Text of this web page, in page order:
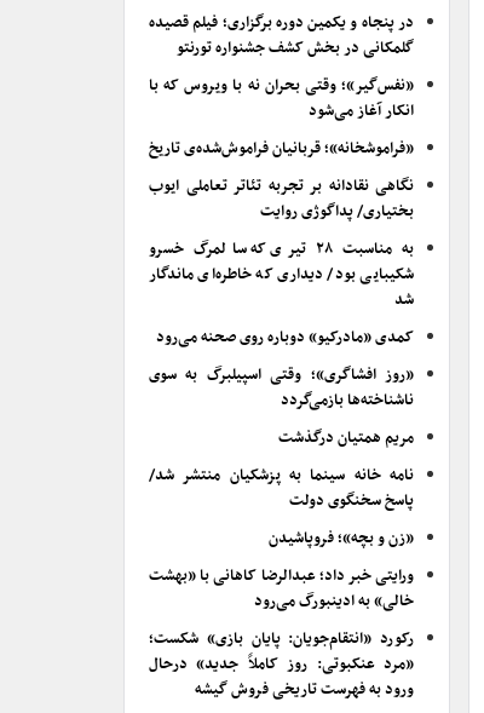
در پنجاه و یکمین دوره برگزاری؛ فیلم قصیده
گلمکانی در بخش کشف جشنواره تورنتو
«نفس‌گیر»؛ وقتی بحران نه با ویروس که با
انکار آغاز می‌شود
«فراموشخانه»؛ قربانیان فراموش‌شده‌ی تاریخ
نگاهی نقادانه بر تجربه تئاتر تعاملی ایوب
بختیاری/ پداگوژی روایت
به مناسبت ۲۸ تیری که سالمرگ خسرو
شکیبایی بود/ دیداری که خاطره‌ای ماندگار
شد
کمدی «مادرکیو» دوباره روی صحنه می‌رود
«روز افشاگری»؛ وقتی اسپیلبرگ به سوی
ناشناخته‌ها بازمی‌گردد
مریم همتیان درگذشت
نامه خانه سینما به پزشکیان منتشر شد/
پاسخ سخنگوی دولت
«زن و بچه»؛ فروپاشیدن
ورایتی خبر داد؛ عبدالرضا کاهانی با «بهشت
خالی» به ادینبورگ می‌رود
رکورد «انتقام‌جویان: پایان بازی» شکست؛
«مرد عنکبوتی: روز کاملاً جدید» درحال
ورود به فهرست تاریخی فروش گیشه